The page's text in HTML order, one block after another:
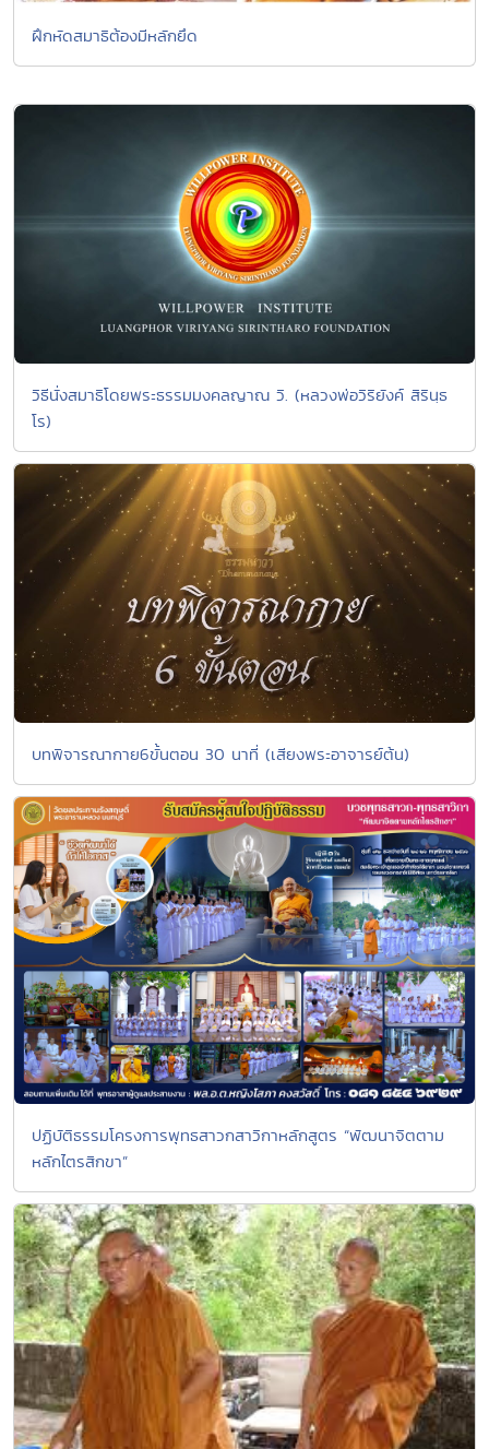
ฝึกหัดสมาธิต้องมีหลักยึด
วิธีนั่งสมาธิโดยพระธรรมมงคลญาณ วิ. (หลวงพ่อวิริยังค์ สิรินฺธ
โร)
บทพิจารณากาย6ขั้นตอน 30 นาที่ (เสียงพระอาจารย์ต้น)
ปฏิบัติธรรมโครงการพุทธสาวกสาวิกาหลักสูตร “พัฒนาจิตตาม
หลักไตรสิกขา”